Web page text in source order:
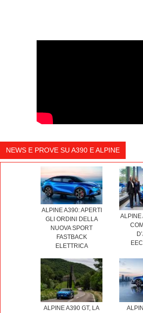
NEWS E PROVE SU A390 E ALPINE
ALPINE A390: APERTI
GLI ORDINI DELLA
NUOVA SPORT
FASTBACK
ELETTRICA
ALPINE
ALPINE A390 GT, LA